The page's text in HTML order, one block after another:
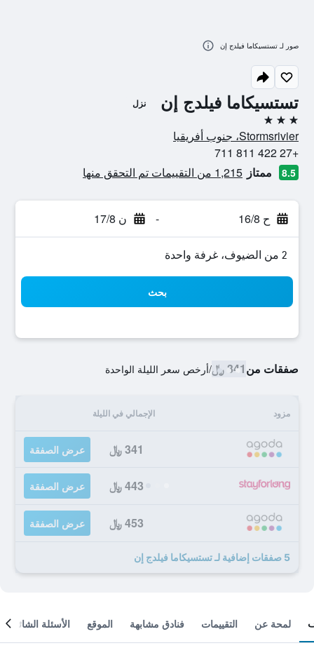
تستسيكاما فيلدج إن نزل
3 نجوم
Stormsrivier، جنوب أفريقيا
+27 422 811 711
8.5 ممتاز 1,215 من التقييمات تم التحقق منها
ح 16/8 - ن 17/8
2 من الضيوف، غرفة واحدة
بحث
صفقات من341 ﷼ /أرخص سعر الليلة الواحدة
مزود الإجمالي في الليلة
341 ﷼ عرض الصفقة
443 ﷼ عرض الصفقة
453 ﷼ عرض الصفقة
5 صفقات إضافية لـ تستسيكاما فيلدج إن
صور لـ تستسيكاما فيلدج إن
لمحة عن التقييمات فنادق مشابهة الموقع الأسئلة الشائعة